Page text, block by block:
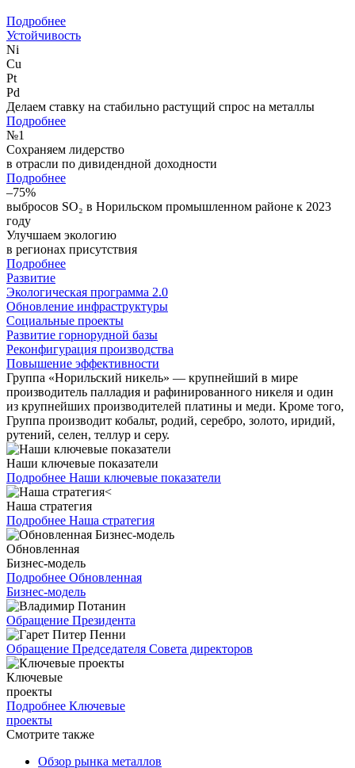
Подробнее
Устойчивость
Ni
Cu
Pt
Pd
Делаем ставку на стабильно растущий спрос на металлы
Подробнее
№1
Сохраняем лидерство
в отрасли по дивидендной доходности
Подробнее
–75%
выбросов SO₂ в Норильском промышленном районе к 2023
году
Улучшаем экологию
в регионах присутствия
Подробнее
Развитие
Экологическая программа 2.0
Обновление инфраструктуры
Социальные проекты
Развитие горнорудной базы
Реконфигурация производства
Повышение эффективности
Группа «Норильский никель» — крупнейший в мире
производитель палладия и рафинированного никеля и один
из крупнейших производителей платины и меди. Кроме того,
Группа производит кобальт, родий, серебро, золото, иридий,
рутений, селен, теллур и серу.
Наши ключевые показатели
Подробнее Наши ключевые показатели
Наша стратегия
Подробнее Наша стратегия
Обновленная
Бизнес-модель
Подробнее Обновленная
Бизнес-модель
Обращение Президента
Обращение Председателя Совета директоров
Ключевые
проекты
Подробнее Ключевые
проекты
Смотрите также
Обзор рынка металлов